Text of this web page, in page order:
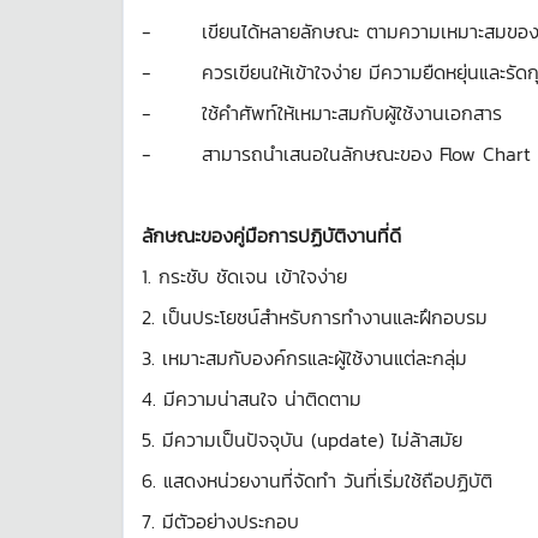
- เขียนได้หลายลักษณะ ตามความเหมาะสมขอ
- ควรเขียนให้เข้าใจง่าย มีความยืดหยุ่นและรัด
- ใช้คำศัพท์ให้เหมาะสมกับผู้ใช้งานเอกสาร
- สามารถนำเสนอในลักษณะของ Flow Chart
ลักษณะของคู่มือการปฏิบัติงานที่ดี
1. กระชับ ชัดเจน เข้าใจง่าย
2. เป็นประโยชน์สำหรับการทำงานและฝึกอบรม
3. เหมาะสมกับองค์กรและผู้ใช้งานแต่ละกลุ่ม
4. มีความน่าสนใจ น่าติดตาม
5. มีความเป็นปัจจุบัน (update) ไม่ล้าสมัย
6. แสดงหน่วยงานที่จัดทำ วันที่เริ่มใช้ถือปฏิบัติ
7. มีตัวอย่างประกอบ